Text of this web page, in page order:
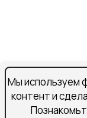
Мы используем
контент и